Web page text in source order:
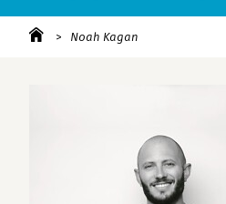
Noah Kagan